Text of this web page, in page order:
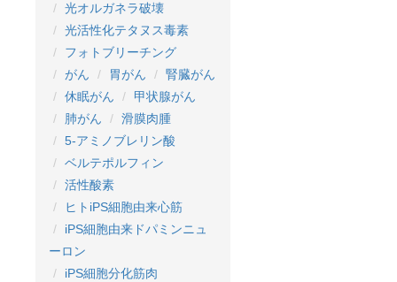
光オルガネラ破壊
光活性化テタヌス毒素
フォトブリーチング
がん
胃がん
腎臓がん
休眠がん
甲状腺がん
肺がん
滑膜肉腫
5-アミノブレリン酸
ベルテポルフィン
活性酸素
ヒトiPS細胞由来心筋
iPS細胞由来ドパミンニュ
ーロン
iPS細胞分化筋肉